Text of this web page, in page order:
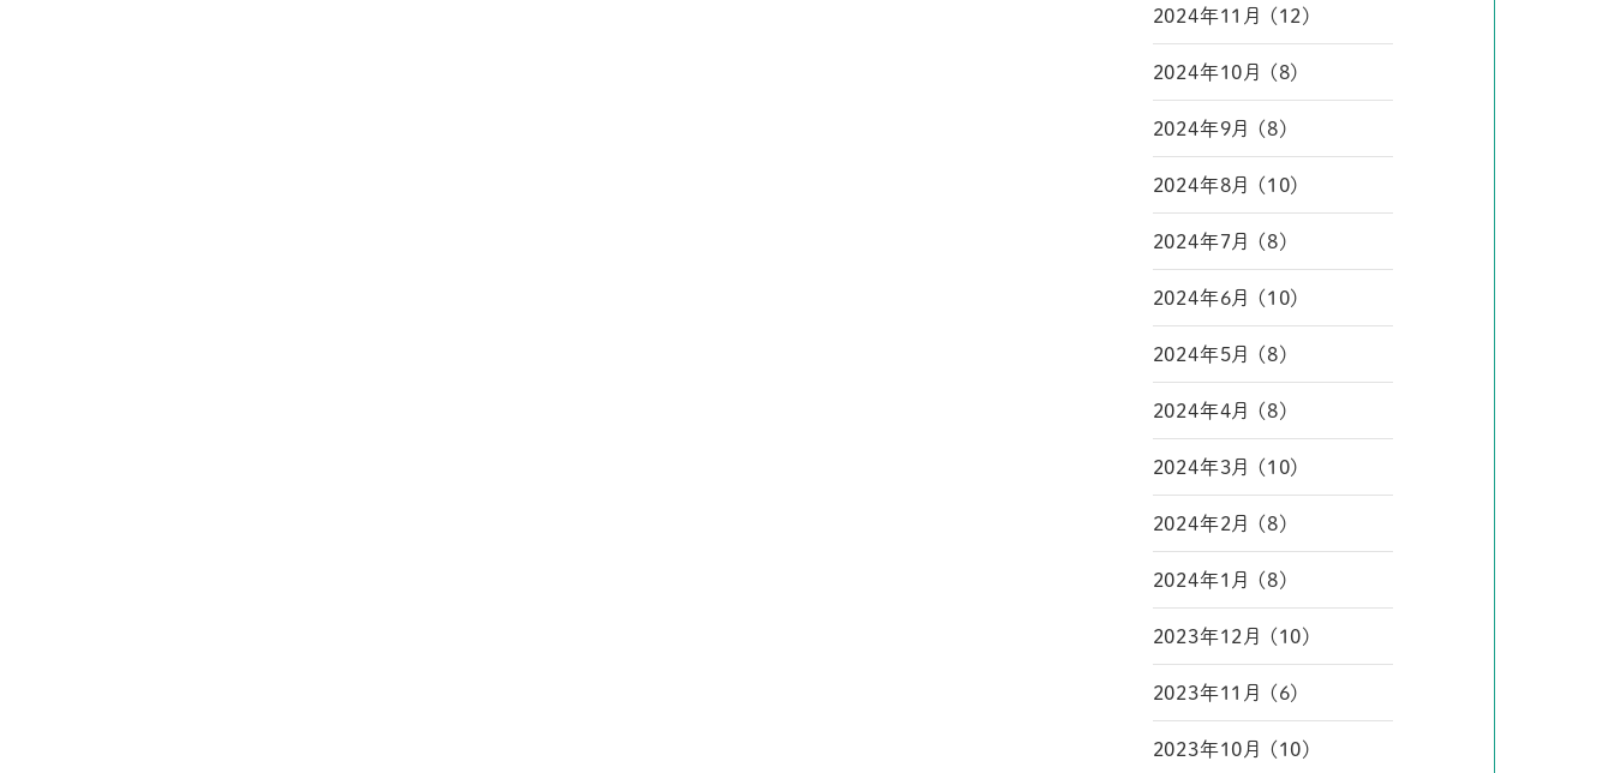
2024年11月 (12)
2024年10月 (8)
2024年9月 (8)
2024年8月 (10)
2024年7月 (8)
2024年6月 (10)
2024年5月 (8)
2024年4月 (8)
2024年3月 (10)
2024年2月 (8)
2024年1月 (8)
2023年12月 (10)
2023年11月 (6)
2023年10月 (10)